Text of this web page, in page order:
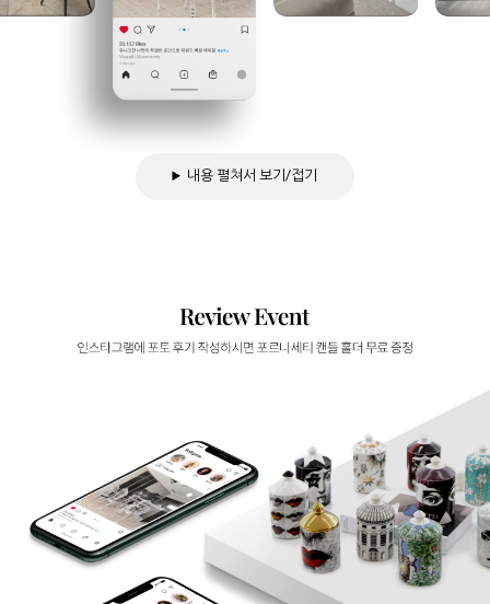
내용 펼쳐서 보기/접기